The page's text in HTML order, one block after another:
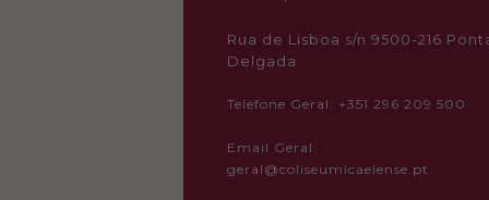
Rua de Lisboa s/n 9500-216
Delgada
Telefone Geral: +351 296 209 500
Email Geral:
geral@coliseumicaelense.pt